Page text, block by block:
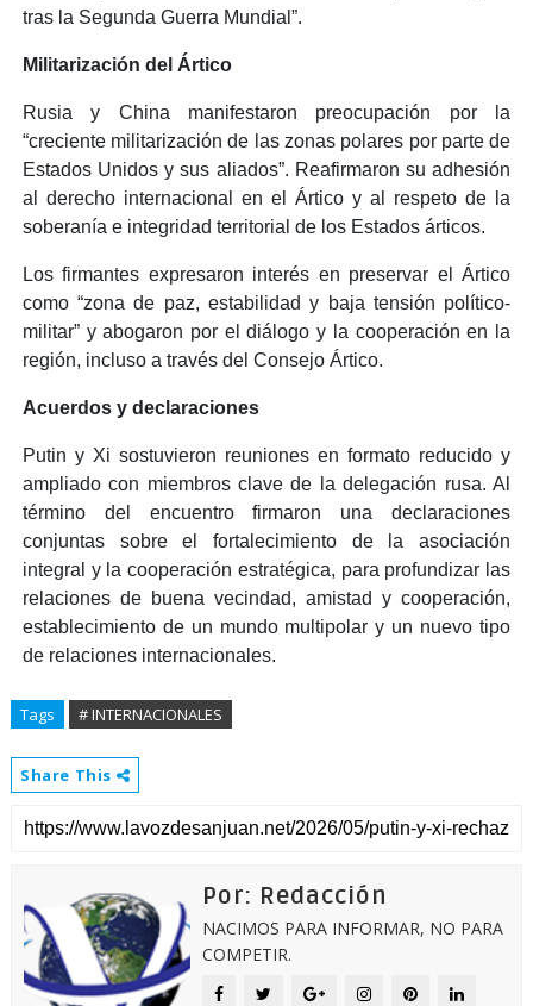
tras la Segunda Guerra Mundial”.
Militarización del Ártico
Rusia y China manifestaron preocupación por la
“creciente militarización de las zonas polares por parte de
Estados Unidos y sus aliados”. Reafirmaron su adhesión
al derecho internacional en el Ártico y al respeto de la
soberanía e integridad territorial de los Estados árticos.
Los firmantes expresaron interés en preservar el Ártico
como “zona de paz, estabilidad y baja tensión político-
militar” y abogaron por el diálogo y la cooperación en la
región, incluso a través del Consejo Ártico.
Acuerdos y declaraciones
Putin y Xi sostuvieron reuniones en formato reducido y
ampliado con miembros clave de la delegación rusa. Al
término del encuentro firmaron una declaraciones
conjuntas sobre el fortalecimiento de la asociación
integral y la cooperación estratégica, para profundizar las
relaciones de buena vecindad, amistad y cooperación,
establecimiento de un mundo multipolar y un nuevo tipo
de relaciones internacionales.
Tags # INTERNACIONALES
Share This
Por: Redacción
NACIMOS PARA INFORMAR, NO PARA
COMPETIR.